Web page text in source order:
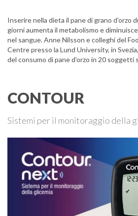
Inserire nella dieta il pane di grano d’orzo
giorni aumenta il metabolismo e diminuisce
nel sangue. Anne Nilsson e colleghi del
Centre presso la Lund University, in
del consumo di pane d’orzo in 20 soggetti
CONTOUR
Sistemi per il monitoraggio della